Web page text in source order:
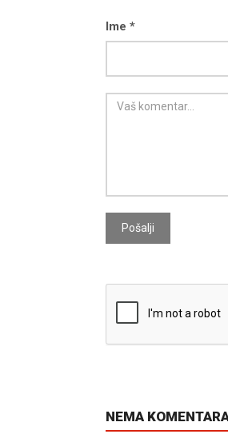
Ime *
Pošalji
NEMA